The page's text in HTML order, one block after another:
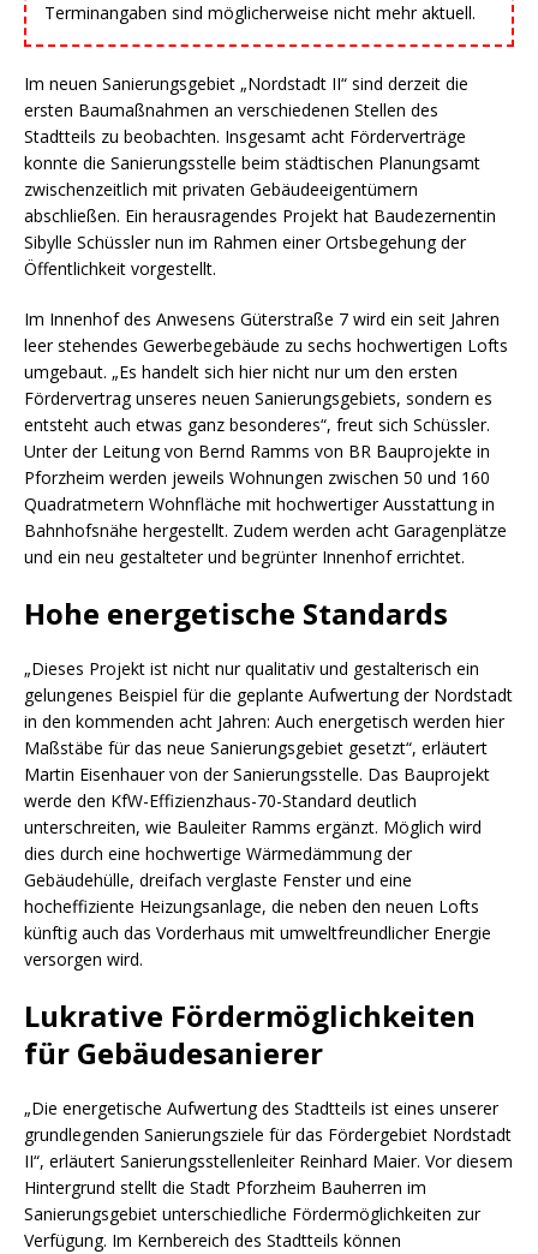
Terminangaben sind möglicherweise nicht mehr aktuell.
Im neuen Sanierungsgebiet „Nordstadt II“ sind derzeit die
ersten Baumaßnahmen an verschiedenen Stellen des
Stadtteils zu beobachten. Insgesamt acht Förderverträge
konnte die Sanierungsstelle beim städtischen Planungsamt
zwischenzeitlich mit privaten Gebäudeeigentümern
abschließen. Ein herausragendes Projekt hat Baudezernentin
Sibylle Schüssler nun im Rahmen einer Ortsbegehung der
Öffentlichkeit vorgestellt.
Im Innenhof des Anwesens Güterstraße 7 wird ein seit Jahren
leer stehendes Gewerbegebäude zu sechs hochwertigen Lofts
umgebaut. „Es handelt sich hier nicht nur um den ersten
Fördervertrag unseres neuen Sanierungsgebiets, sondern es
entsteht auch etwas ganz besonderes“, freut sich Schüssler.
Unter der Leitung von Bernd Ramms von BR Bauprojekte in
Pforzheim werden jeweils Wohnungen zwischen 50 und 160
Quadratmetern Wohnfläche mit hochwertiger Ausstattung in
Bahnhofsnähe hergestellt. Zudem werden acht Garagenplätze
und ein neu gestalteter und begrünter Innenhof errichtet.
Hohe energetische Standards
„Dieses Projekt ist nicht nur qualitativ und gestalterisch ein
gelungenes Beispiel für die geplante Aufwertung der Nordstadt
in den kommenden acht Jahren: Auch energetisch werden hier
Maßstäbe für das neue Sanierungsgebiet gesetzt“, erläutert
Martin Eisenhauer von der Sanierungsstelle. Das Bauprojekt
werde den KfW-Effizienzhaus-70-Standard deutlich
unterschreiten, wie Bauleiter Ramms ergänzt. Möglich wird
dies durch eine hochwertige Wärmedämmung der
Gebäudehülle, dreifach verglaste Fenster und eine
hocheffiziente Heizungsanlage, die neben den neuen Lofts
künftig auch das Vorderhaus mit umweltfreundlicher Energie
versorgen wird.
Lukrative Fördermöglichkeiten
für Gebäudesanierer
„Die energetische Aufwertung des Stadtteils ist eines unserer
grundlegenden Sanierungsziele für das Fördergebiet Nordstadt
II“, erläutert Sanierungsstellenleiter Reinhard Maier. Vor diesem
Hintergrund stellt die Stadt Pforzheim Bauherren im
Sanierungsgebiet unterschiedliche Fördermöglichkeiten zur
Verfügung. Im Kernbereich des Stadtteils können